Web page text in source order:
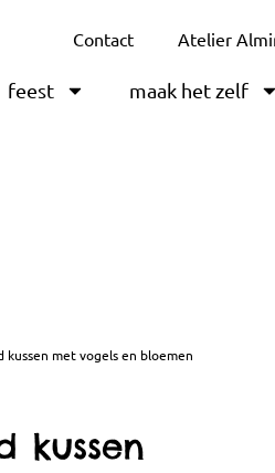
Contact Atelier
feest maak het zelf
met vogels en bloemen
kussen